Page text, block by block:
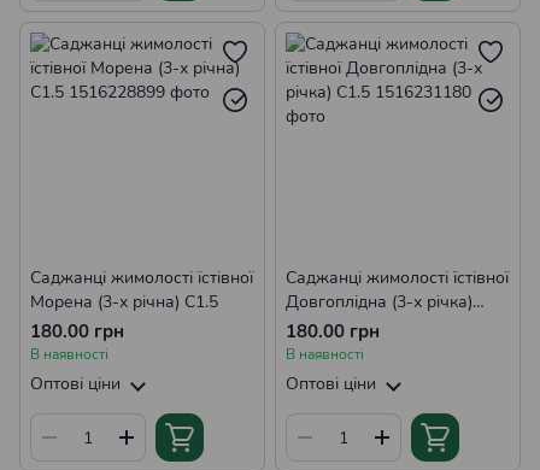
Саджанці жимолості їстівної
Морена (3-х річна) С1.5
180.00 грн
В наявності
Оптові ціни
Саджанці жимолості їстівної
Довгоплідна (3-х річка)
С1.5
180.00 грн
В наявності
Оптові ціни